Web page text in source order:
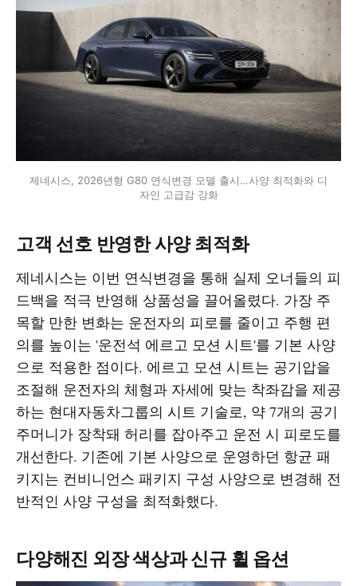
제네시스, 2026년형 G80 연식변경 모델 출시…사양 최적화와 디
자인 고급감 강화
고객 선호 반영한 사양 최적화
제네시스는 이번 연식변경을 통해 실제 오너들의 피
드백을 적극 반영해 상품성을 끌어올렸다. 가장 주
목할 만한 변화는 운전자의 피로를 줄이고 주행 편
의를 높이는 '운전석 에르고 모션 시트'를 기본 사양
으로 적용한 점이다. 에르고 모션 시트는 공기압을
조절해 운전자의 체형과 자세에 맞는 착좌감을 제공
하는 현대자동차그룹의 시트 기술로, 약 7개의 공기
주머니가 장착돼 허리를 잡아주고 운전 시 피로도를
개선한다. 기존에 기본 사양으로 운영하던 항균 패
키지는 컨비니언스 패키지 구성 사양으로 변경해 전
반적인 사양 구성을 최적화했다.​
다양해진 외장 색상과 신규 휠 옵션